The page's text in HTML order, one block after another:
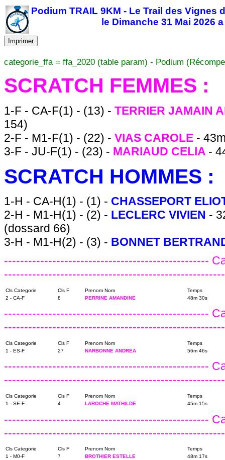
Podium TRAIL 9KM - Le Trail des Vignes
le Dimanche 31 Mai 2026
Imprimer
categorie_ffa = ffa_2020 (table param) - Podium
SCRATCH FEMMES :
1-F - CA-F(1) - (13) - TERRIER JAMAIN
154)
2-F - M1-F(1) - (22) - VIAS CAROLE -
3-F - JU-F(1) - (23) - MARIAUD CELIA -
SCRATCH HOMMES :
1-H - CA-H(1) - (1) - CHASSEPORT
2-H - M1-H(1) - (2) - LECLERC VIVIEN -
(dossard 66)
3-H - M1-H(2) - (3) - BONNET
---------------------------------------------------
Cls Categorie Cls F Prenom Nom
Temps
2 - CA-F
8 PERRINE AMANDINE 48m 30s
---------------------------------------------------
Cls Categorie Cls F Prenom Nom
Temps
1 - ES-F
27 NARBONNE ANDREA 56m 46s
---------------------------------------------------
Cls Categorie Cls F Prenom Nom
Temps
1 - SE-F
4 LAROCHE MATHILDE 45m 15s
---------------------------------------------------
Cls Categorie Cls F Prenom Nom
Temps
1 - M0-F
7 BROTHIER ESTELLE 48m 17s